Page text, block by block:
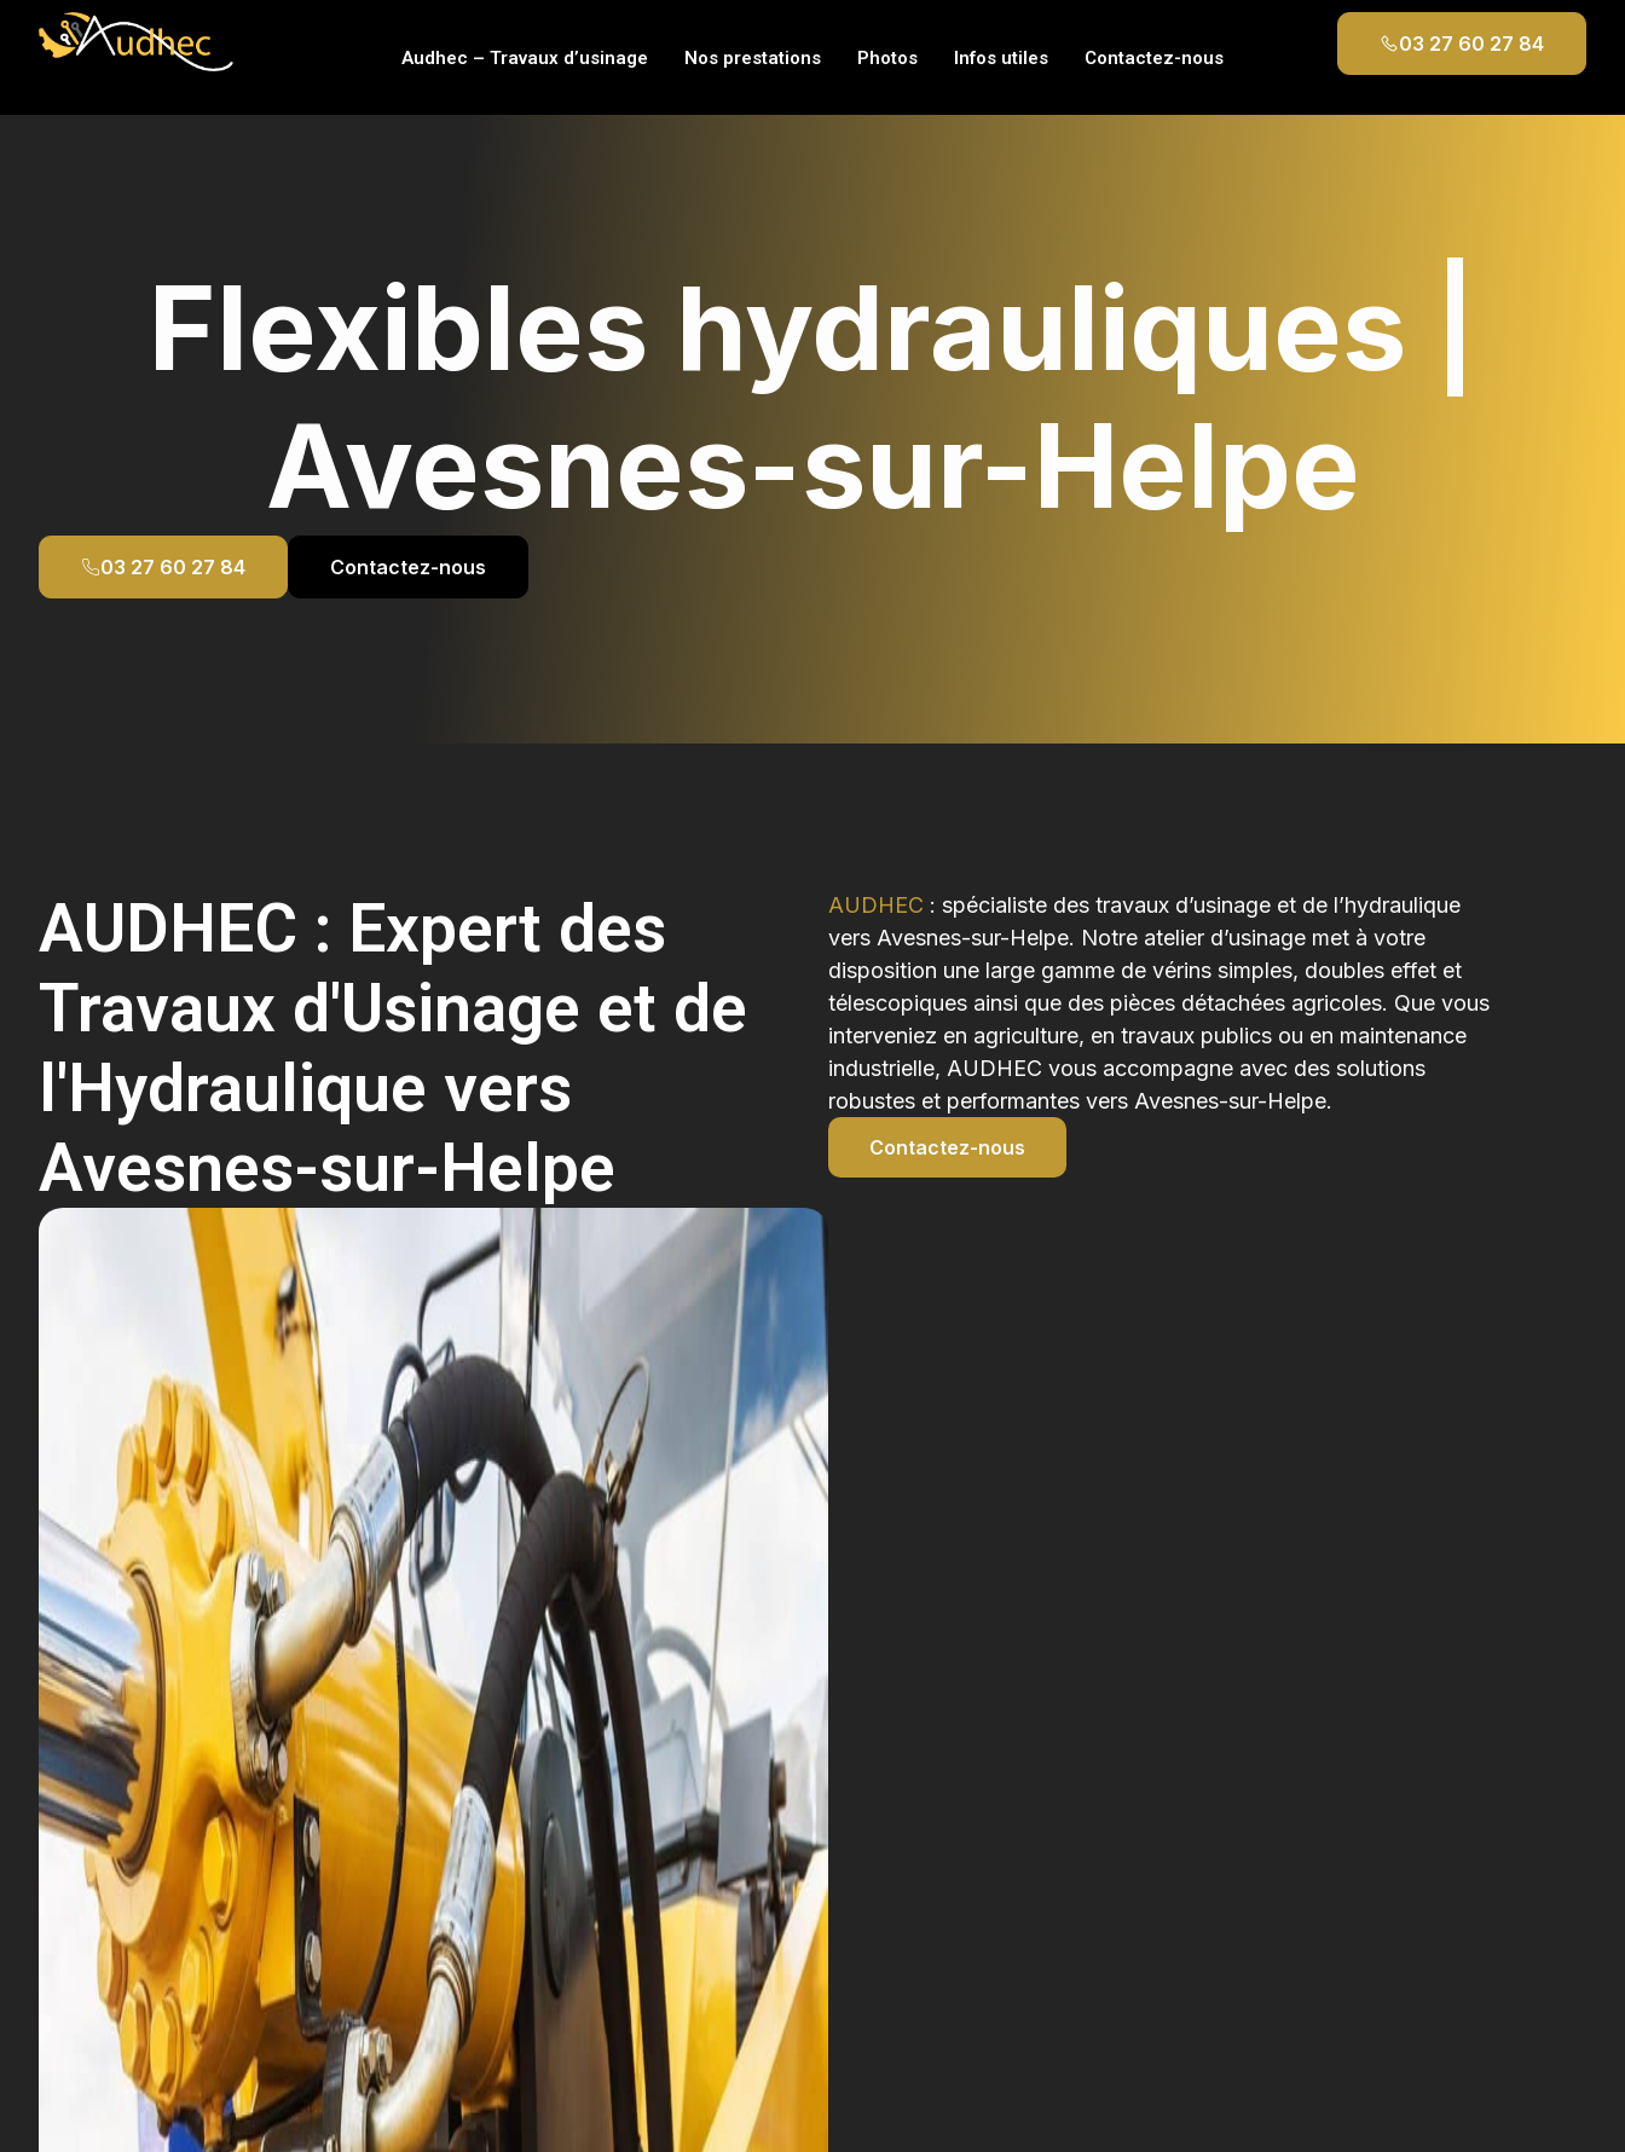
principal
Audhec – Travaux d’usinage Nos prestations Photos Infos utiles Contactez-nous
03 27 60 27 84
Flexibles hydrauliques |
Avesnes-sur-Helpe
03 27 60 27 84 Contactez-nous
AUDHEC : Expert des
Travaux d'Usinage et de
l'Hydraulique vers
Avesnes-sur-Helpe
AUDHEC : spécialiste des travaux d’usinage et de l’hydraulique
vers Avesnes-sur-Helpe. Notre atelier d’usinage met à votre
disposition une large gamme de vérins simples, doubles effet et
télescopiques ainsi que des pièces détachées agricoles. Que vous
interveniez en agriculture, en travaux publics ou en maintenance
industrielle, AUDHEC vous accompagne avec des solutions
robustes et performantes vers Avesnes-sur-Helpe.
Contactez-nous